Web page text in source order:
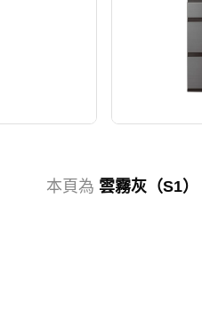
本頁為 雲霧灰（S1）